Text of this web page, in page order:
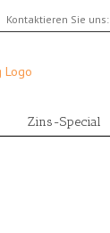
Kontaktieren Sie uns:
Zins-Special